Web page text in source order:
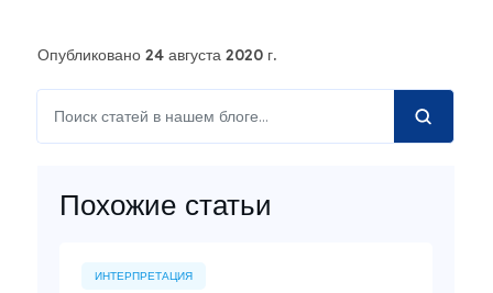
Опубликовано 24 августа 2020 г.
Похожие статьи
ИНТЕРПРЕТАЦИЯ